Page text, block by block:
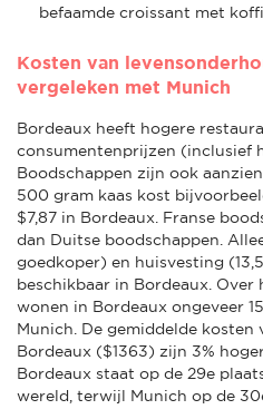
befaamde croissant met
Kosten van
vergeleken met Munich
Bordeaux heeft hogere
consumentenprijzen (inclusief
Boodschappen zijn ook
500 gram kaas kost
$7,87 in Bordeaux. Franse
dan Duitse boodschappen.
goedkoper) en huisvesting
beschikbaar in Bordeaux. Over
wonen in Bordeaux ongeveer
Munich. De gemiddelde kosten
Bordeaux ($1363) zijn 3%
Bordeaux staat op de 29e
wereld, terwijl Munich op de